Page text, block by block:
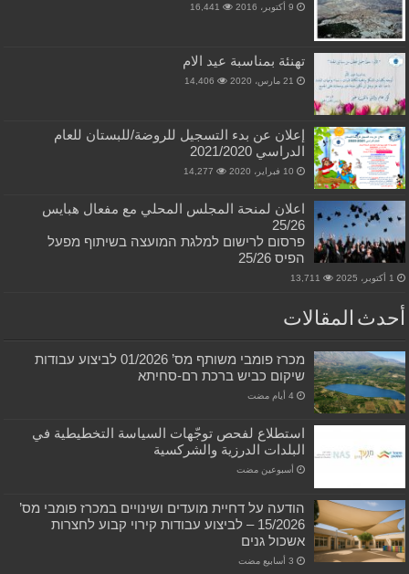
9 أكتوبر، 2016 16,441
تهنئة بمناسبة عيد الام
21 مارس، 2020 14,406
إعلان عن بدء التسجيل للروضة/للبستان للعام
الدراسي 2021/2020
10 فبراير، 2020 14,277
اعلان لمنحة المجلس المحلي مع مفعال هبايس
25/26
פרסום לרישום למלגת המועצה בשיתוף מפעל
הפיס 25/26
1 أكتوبر، 2025 13,711
أحدث المقالات
מכרז פומבי משותף מס’ 01/2026 לביצוע עבודות
שיקום כביש ברכת רם-סחיתא
استطلاع لفحص توجّهات السياسة التخطيطية في
البلدات الدرزية والشركسية
‏أسبوعين مضت
הודעה על דחיית מועדים ושינויים במכרז פומבי מס’
15/2026 – לביצוע עבודות קירוי קבוע לחצרות
אשכול גנים